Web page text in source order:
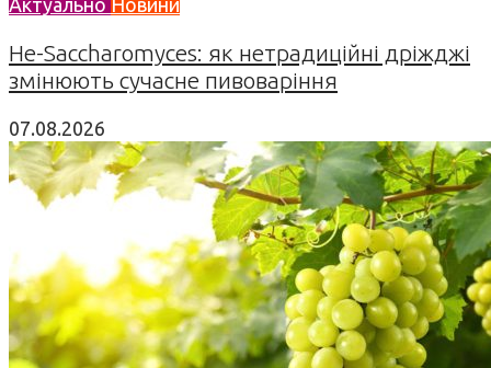
Актуально Новини
Не-Saccharomyces: як нетрадиційні дріжджі
змінюють сучасне пивоваріння
07.08.2026